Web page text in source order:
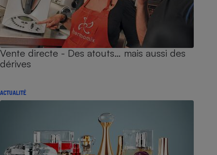
Vente directe - Des atouts… mais aussi des
dérives
ACTUALITÉ